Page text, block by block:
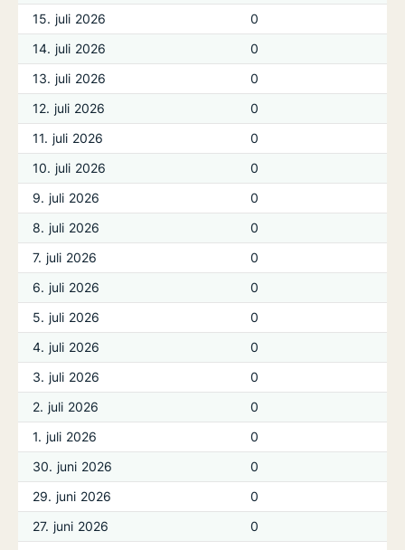
15. juli 2026
0
14. juli 2026
0
13. juli 2026
0
12. juli 2026
0
11. juli 2026
0
10. juli 2026
0
9. juli 2026
0
8. juli 2026
0
7. juli 2026
0
6. juli 2026
0
5. juli 2026
0
4. juli 2026
0
3. juli 2026
0
2. juli 2026
0
1. juli 2026
0
30. juni 2026
0
29. juni 2026
0
27. juni 2026
0